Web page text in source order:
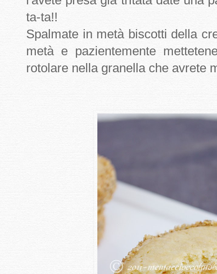
ta-ta!!
Spalmate in metà biscotti della
metà e pazientemente
rotolare nella granella che avrete